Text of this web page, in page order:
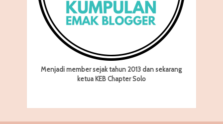
Menjadi member sejak tahun 2013 dan sekarang
ketua KEB Chapter Solo